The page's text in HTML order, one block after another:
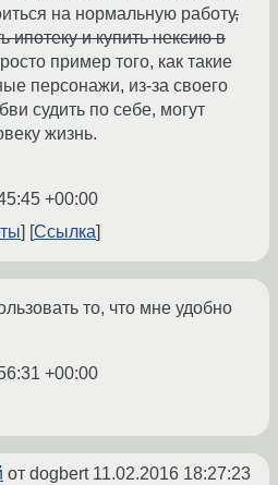
на нормальную работу,
ипотеку и купить нексию в
пример того, как такие
персонажи, из-за своего
судить по себе, могут
жизнь.
+00:00
Ссылка
то, что мне удобно
+00:00
от dogbert 11.02.2016 18:27:23